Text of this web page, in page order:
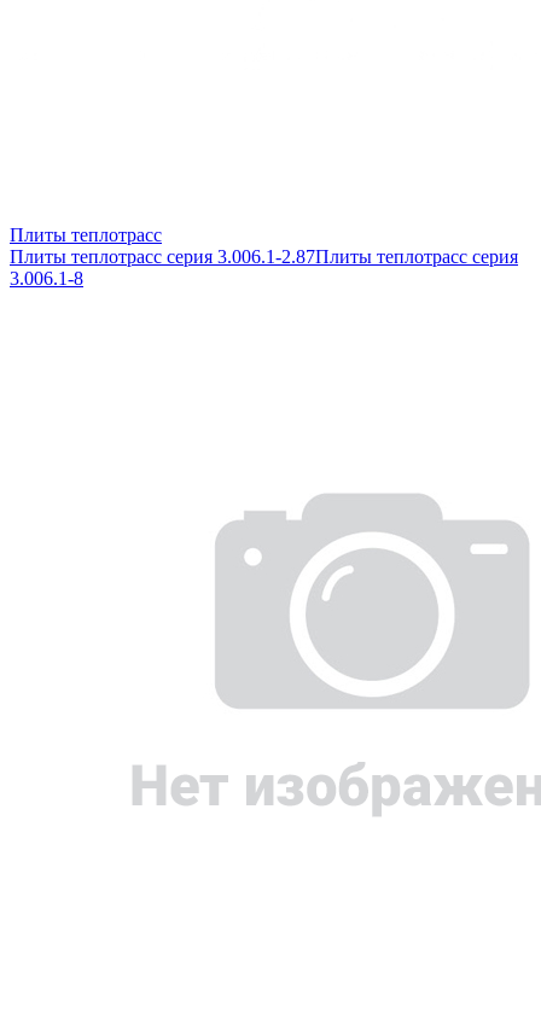
Плиты теплотрасс
Плиты теплотрасс серия 3.006.1-2.87Плиты теплотрасс серия
3.006.1-8